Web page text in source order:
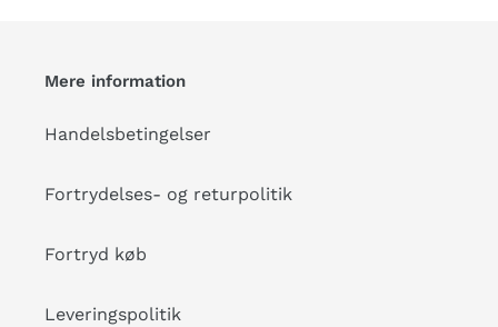
Mere information
Handelsbetingelser
Fortrydelses- og returpolitik
Fortryd køb
Leveringspolitik